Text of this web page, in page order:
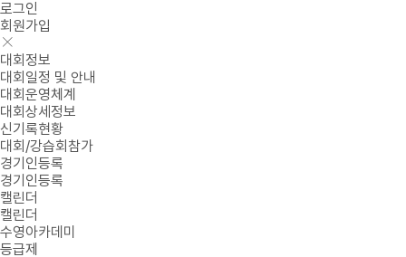
로그인
회원가입
대회정보
대회일정 및 안내
대회운영체계
대회상세정보
신기록현황
대회/강습회참가
경기인등록
경기인등록
캘린더
캘린더
수영아카데미
등급제